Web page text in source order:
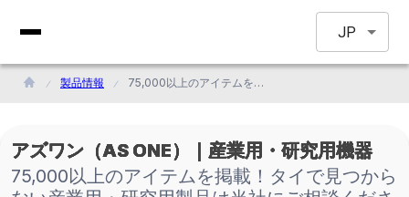
JP
製品情報 75,000以上のアイテムを掲載！タイで見つからない産業用・研究用製品は当社にご相談ください。
アズワン（AS ONE）｜産業用・研究用機器
75,000以上のアイテムを掲載！タイで見つから